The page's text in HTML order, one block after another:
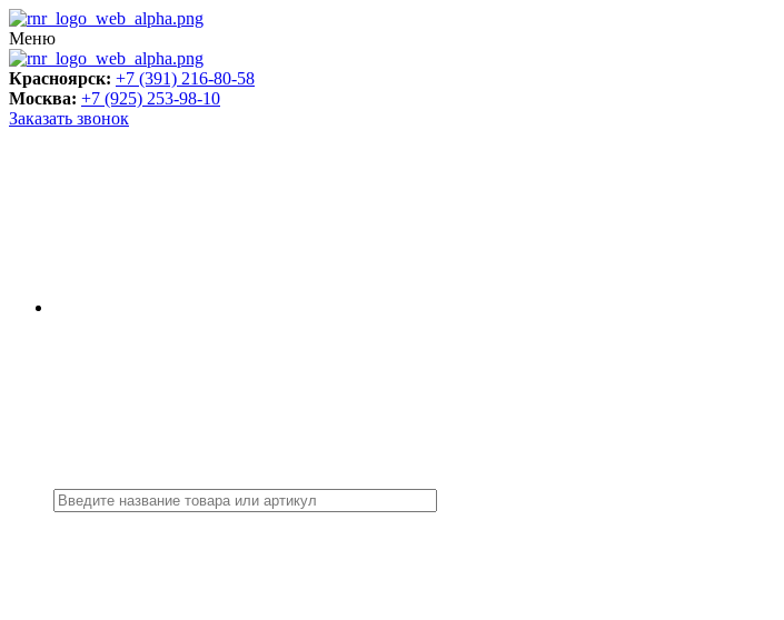
Меню
Красноярск: +7 (391) 216-80-58
Москва: +7 (925) 253-98-10
Заказать звонок